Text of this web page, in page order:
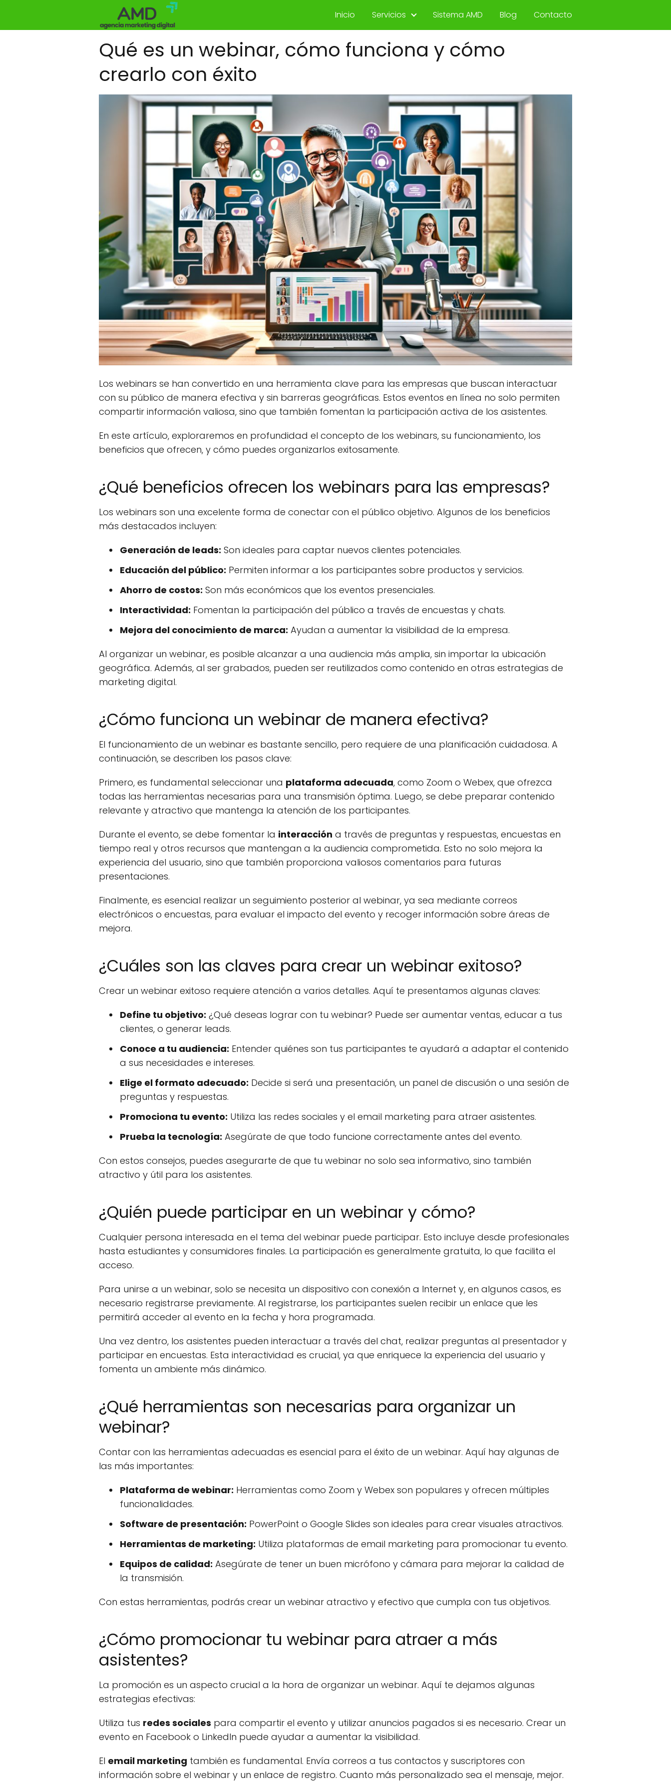
Inicio Servicios Sistema AMD Blog Contacto
Qué es un webinar, cómo funciona y cómo
crearlo con éxito
Los webinars se han convertido en una herramienta clave para las empresas que buscan interactuar
con su público de manera efectiva y sin barreras geográficas. Estos eventos en línea no solo permiten
compartir información valiosa, sino que también fomentan la participación activa de los asistentes.
En este artículo, exploraremos en profundidad el concepto de los webinars, su funcionamiento, los
beneficios que ofrecen, y cómo puedes organizarlos exitosamente.
¿Qué beneficios ofrecen los webinars para las empresas?
Los webinars son una excelente forma de conectar con el público objetivo. Algunos de los beneficios
más destacados incluyen:
Generación de leads: Son ideales para captar nuevos clientes potenciales.
Educación del público: Permiten informar a los participantes sobre productos y servicios.
Ahorro de costos: Son más económicos que los eventos presenciales.
Interactividad: Fomentan la participación del público a través de encuestas y chats.
Mejora del conocimiento de marca: Ayudan a aumentar la visibilidad de la empresa.
Al organizar un webinar, es posible alcanzar a una audiencia más amplia, sin importar la ubicación
geográfica. Además, al ser grabados, pueden ser reutilizados como contenido en otras estrategias de
marketing digital.
¿Cómo funciona un webinar de manera efectiva?
El funcionamiento de un webinar es bastante sencillo, pero requiere de una planificación cuidadosa. A
continuación, se describen los pasos clave:
Primero, es fundamental seleccionar una plataforma adecuada, como Zoom o Webex, que ofrezca
todas las herramientas necesarias para una transmisión óptima. Luego, se debe preparar contenido
relevante y atractivo que mantenga la atención de los participantes.
Durante el evento, se debe fomentar la interacción a través de preguntas y respuestas, encuestas en
tiempo real y otros recursos que mantengan a la audiencia comprometida. Esto no solo mejora la
experiencia del usuario, sino que también proporciona valiosos comentarios para futuras
presentaciones.
Finalmente, es esencial realizar un seguimiento posterior al webinar, ya sea mediante correos
electrónicos o encuestas, para evaluar el impacto del evento y recoger información sobre áreas de
mejora.
¿Cuáles son las claves para crear un webinar exitoso?
Crear un webinar exitoso requiere atención a varios detalles. Aquí te presentamos algunas claves:
Define tu objetivo: ¿Qué deseas lograr con tu webinar? Puede ser aumentar ventas, educar a tus
clientes, o generar leads.
Conoce a tu audiencia: Entender quiénes son tus participantes te ayudará a adaptar el contenido
a sus necesidades e intereses.
Elige el formato adecuado: Decide si será una presentación, un panel de discusión o una sesión de
preguntas y respuestas.
Promociona tu evento: Utiliza las redes sociales y el email marketing para atraer asistentes.
Prueba la tecnología: Asegúrate de que todo funcione correctamente antes del evento.
Con estos consejos, puedes asegurarte de que tu webinar no solo sea informativo, sino también
atractivo y útil para los asistentes.
¿Quién puede participar en un webinar y cómo?
Cualquier persona interesada en el tema del webinar puede participar. Esto incluye desde profesionales
hasta estudiantes y consumidores finales. La participación es generalmente gratuita, lo que facilita el
acceso.
Para unirse a un webinar, solo se necesita un dispositivo con conexión a Internet y, en algunos casos, es
necesario registrarse previamente. Al registrarse, los participantes suelen recibir un enlace que les
permitirá acceder al evento en la fecha y hora programada.
Una vez dentro, los asistentes pueden interactuar a través del chat, realizar preguntas al presentador y
participar en encuestas. Esta interactividad es crucial, ya que enriquece la experiencia del usuario y
fomenta un ambiente más dinámico.
¿Qué herramientas son necesarias para organizar un
webinar?
Contar con las herramientas adecuadas es esencial para el éxito de un webinar. Aquí hay algunas de
las más importantes:
Plataforma de webinar: Herramientas como Zoom y Webex son populares y ofrecen múltiples
funcionalidades.
Software de presentación: PowerPoint o Google Slides son ideales para crear visuales atractivos.
Herramientas de marketing: Utiliza plataformas de email marketing para promocionar tu evento.
Equipos de calidad: Asegúrate de tener un buen micrófono y cámara para mejorar la calidad de
la transmisión.
Con estas herramientas, podrás crear un webinar atractivo y efectivo que cumpla con tus objetivos.
¿Cómo promocionar tu webinar para atraer a más
asistentes?
La promoción es un aspecto crucial a la hora de organizar un webinar. Aquí te dejamos algunas
estrategias efectivas:
Utiliza tus redes sociales para compartir el evento y utilizar anuncios pagados si es necesario. Crear un
evento en Facebook o LinkedIn puede ayudar a aumentar la visibilidad.
El email marketing también es fundamental. Envía correos a tus contactos y suscriptores con
información sobre el webinar y un enlace de registro. Cuanto más personalizado sea el mensaje, mejor.